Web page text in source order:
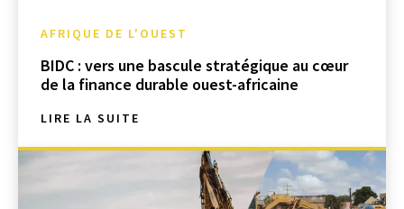
AFRIQUE DE L'OUEST
BIDC : vers une bascule stratégique au cœur
de la finance durable ouest-africaine
LIRE LA SUITE